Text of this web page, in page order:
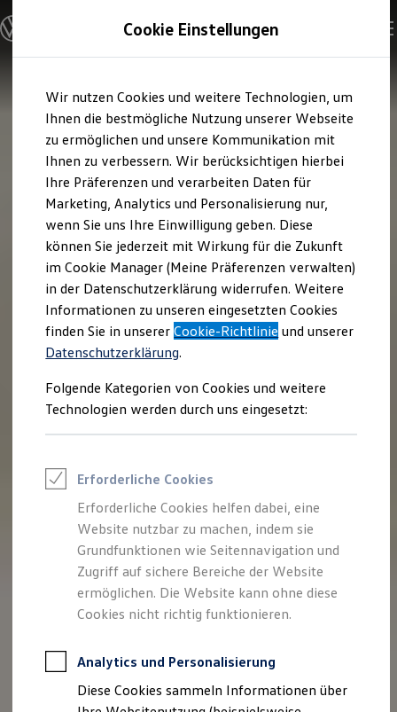
Hauptinhalt
springen
Footer
springen
Modelle und Konfigurator
Konfigurator
Modelle vergleichen
Elektroautos
ENERGY Sondermodelle
Nutzfahrzeuge
SUV und CUV
Familienautos
Kombis
Kompaktwagen
Sportwagen
Schnell verfügbare Fahrzeuge
Angebote und Produkte
Aktuelle Angebote
E-Auto-Förderung
Volkswagen Marktplatz
Die ENERGY Sondermodelle
Junge Gebrauchtwagen und Gebrauchtwagen
Volkswagen Zertifizierte Gebrauchtwagen
Elektromobilität bei Gebrauchtwagen
Saisonangebote
Reifenpakete
Leasing
Leasing-Angebote
Elektroauto Leasing
Kleinwagen-Leasing
Leasing ohne Anzahlung
Finanzierung
Autokredit mit Schlussrate
Versicherungen und Garantien
Kfz-Versicherung
Restschuldversicherungen
Garantien
Professional Class bei Volkswagen
Behörden
Direktkunden
Cookie Einstellungen
Wir nutzen Cookies und weitere Technologien, um
Ihnen die bestmögliche Nutzung unserer Webseite
zu ermöglichen und unsere Kommunikation mit
Ihnen zu verbessern. Wir berücksichtigen hierbei
Ihre Präferenzen und verarbeiten Daten für
Marketing, Analytics und Personalisierung nur,
wenn Sie uns Ihre Einwilligung geben. Diese
können Sie jederzeit mit Wirkung für die Zukunft
im Cookie Manager (Meine Präferenzen verwalten)
in der Datenschutzerklärung widerrufen. Weitere
Informationen zu unseren eingesetzten Cookies
finden Sie in unsererCookie-Richtlinie und unserer
Datenschutzerklärung.
Folgende Kategorien von Cookies und weitere
Technologien werden durch uns eingesetzt:
Erforderliche Cookies
Erforderliche Cookies helfen dabei, eine
Website nutzbar zu machen, indem sie
Grundfunktionen wie Seitennavigation und
Zugriff auf sichere Bereiche der Website
ermöglichen. Die Website kann ohne diese
Cookies nicht richtig funktionieren.
Analytics und Personalisierung
Diese Cookies sammeln Informationen über